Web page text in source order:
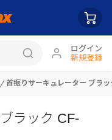
ログイン
新規登録
首振りサーキュレーター ブラ
ラック CF-